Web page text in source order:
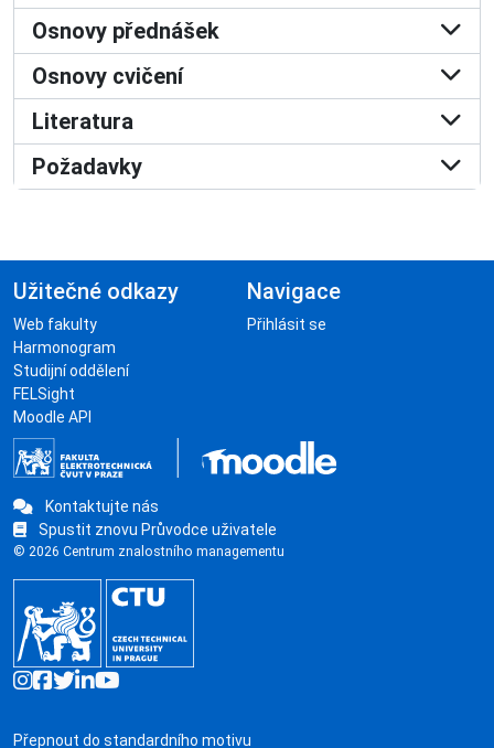
Osnovy přednášek
Osnovy cvičení
Literatura
Požadavky
Kontaktujte nás
Spustit znovu Průvodce uživatele
© 2026 Centrum znalostního managementu
Užitečné odkazy
Web fakulty
Harmonogram
Studijní oddělení
FELSight
Moodle API
Navigace
Přihlásit se
Přepnout do standardního motivu